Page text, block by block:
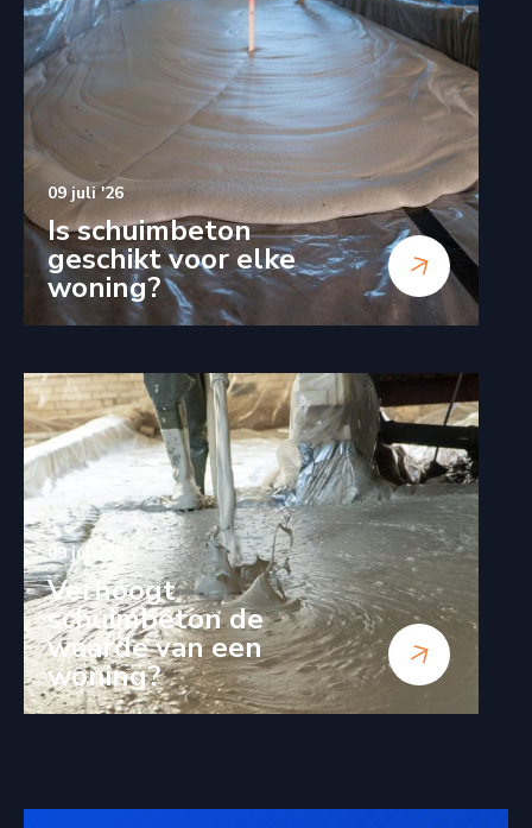
09 juli '26
Is schuimbeton
geschikt voor elke
woning?
09 juli '26
Verhoogt
schuimbeton de
waarde van een
woning?